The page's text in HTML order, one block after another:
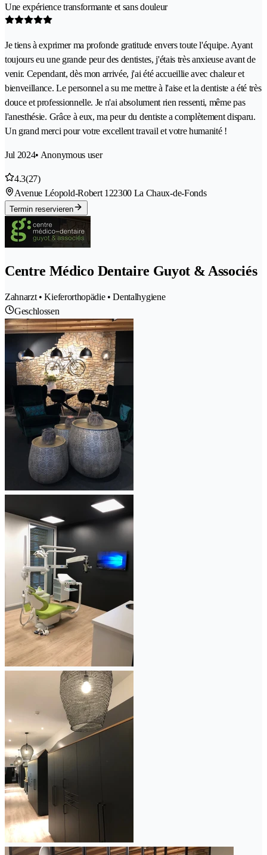
Une expérience transformante et sans douleur
Je tiens à exprimer ma profonde gratitude envers toute l'équipe. Ayant
toujours eu une grande peur des dentistes, j'étais très anxieuse avant de
venir. Cependant, dès mon arrivée, j'ai été accueillie avec chaleur et
bienveillance. Le personnel a su me mettre à l'aise et la dentiste a été très
douce et professionnelle. Je n'ai absolument rien ressenti, même pas
l'anesthésie. Grâce à eux, ma peur du dentiste a complètement disparu.
Un grand merci pour votre excellent travail et votre humanité !
Jul 2024• Anonymous user
4.3(27)
Avenue Léopold-Robert 122300 La Chaux-de-Fonds
Termin reservieren
Centre Médico Dentaire Guyot & Associés
Zahnarzt • Kieferorthopädie • Dentalhygiene
Geschlossen